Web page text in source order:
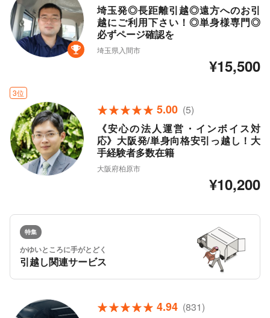
埼玉発◎長距離引越◎遠方へのお引
越にご利用下さい！◎単身様専門◎
必ずページ確認を
埼玉県入間市
¥15,500
3位
5.00 (5)
《安心の法人運営・インボイス対
応》大阪発/単身向格安引っ越し！大
手経験者多数在籍
大阪府柏原市
¥10,200
特集
かゆいところに手がとどく
引越し関連サービス
4.94 (831)